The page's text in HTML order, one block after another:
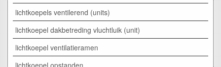
lichtkoepels ventilerend (units)
lichtkoepel dakbetreding vluchtluik (unit)
lichtkoepel ventilatieramen
lichtkoepel opstanden